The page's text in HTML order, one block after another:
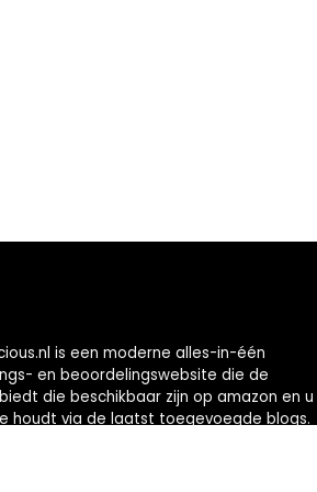
is een moderne alles-in-één
en beoordelingswebsite die de
die beschikbaar zijn op amazon en u
houdt via de laatst toegevoegde blogs.